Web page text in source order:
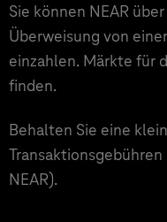
Sie können NEAR
Überweisung von
einzahlen. Märkte für
finden.
Behalten Sie eine
NEAR).